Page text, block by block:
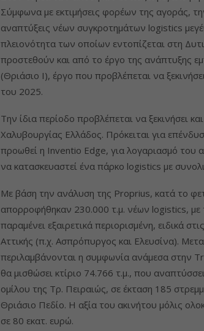
Σύμφωνα με εκτιμήσεις φορέων της αγοράς,
αναπτύξεις νέων συγκροτημάτων logistics
πλειονότητα των οποίων εντοπίζεται στη
προστεθούν και από το έργο της ανάπτυξης
(Θριάσιο Ι), έργο που προβλέπεται να
του 2025.
Την ίδια περίοδο προβλέπεται να ξεκινήσει
Χαλυβουργίας Ελλάδος. Πρόκειται για
προωθεί η Inventio Edge, για λογαριασμό του
να κατασκευαστεί ένα πάρκο logistics με
Με βάση την ανάλυση της Proprius, κατά το
απορροφήθηκαν 230.000 τ.μ. νέων logistics, με
παραμένει εξαιρετικά περιορισμένη, ειδικά
Αττικής (π.χ. Ασπρόπυργος και Ελευσίνα).
περιλαμβάνονται η συμφωνία ανάμεσα στην
θα μισθώσει κτίριο 74.766 τ.μ., που
ομίλου της Τρ. Πειραιώς, σε έκταση 185
Θριάσιο Πεδίο. Η αξία του ακινήτου μόλις
σε 80 εκατ. ευρώ.